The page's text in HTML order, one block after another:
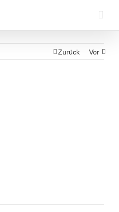
Zurück Vor